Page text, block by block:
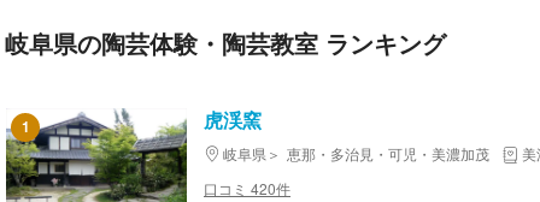
岐阜県の陶芸体験・陶芸教室 ランキング
1 虎渓窯
岐阜県 恵那・多治見・可児・美濃加茂
美
口コミ 420件